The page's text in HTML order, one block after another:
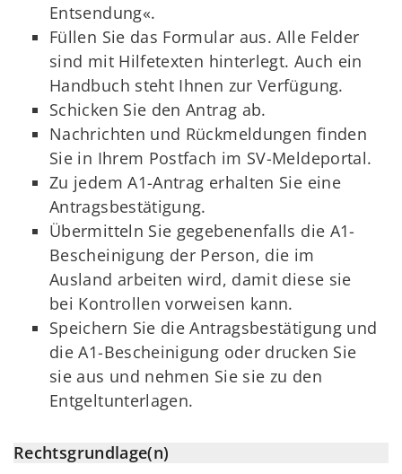
Entsendung«.
Füllen Sie das Formular aus. Alle Felder
sind mit Hilfetexten hinterlegt. Auch ein
Handbuch steht Ihnen zur Verfügung.
Schicken Sie den Antrag ab.
Nachrichten und Rückmeldungen finden
Sie in Ihrem Postfach im SV-Meldeportal.
Zu jedem A1-Antrag erhalten Sie eine
Antragsbestätigung.
Übermitteln Sie gegebenenfalls die A1-
Bescheinigung der Person, die im
Ausland arbeiten wird, damit diese sie
bei Kontrollen vorweisen kann.
Speichern Sie die Antragsbestätigung und
die A1-Bescheinigung oder drucken Sie
sie aus und nehmen Sie sie zu den
Entgeltunterlagen.
Rechtsgrundlage(n)